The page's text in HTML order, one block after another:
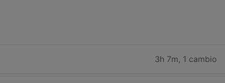
3h 7m, 1 cambio